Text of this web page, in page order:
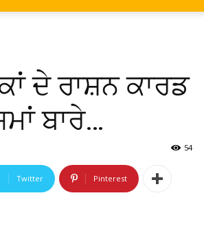
ਦੇ ਰਾਸ਼ਨ ਕਾਰਡ
ਬਾਰੇ…
54
Twitter Pinterest